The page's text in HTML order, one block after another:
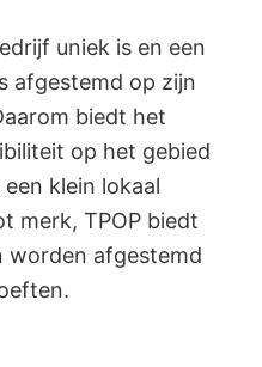
uniek is en een
afgestemd op zijn
biedt het
op het gebied
klein lokaal
merk, TPOP biedt
worden afgestemd